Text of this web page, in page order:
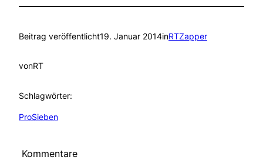
Beitrag veröffentlicht19. Januar 2014inRTZapper
vonRT
Schlagwörter:
ProSieben
Kommentare